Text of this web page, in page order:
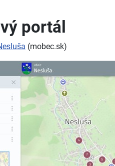
portál
(mobec.sk)